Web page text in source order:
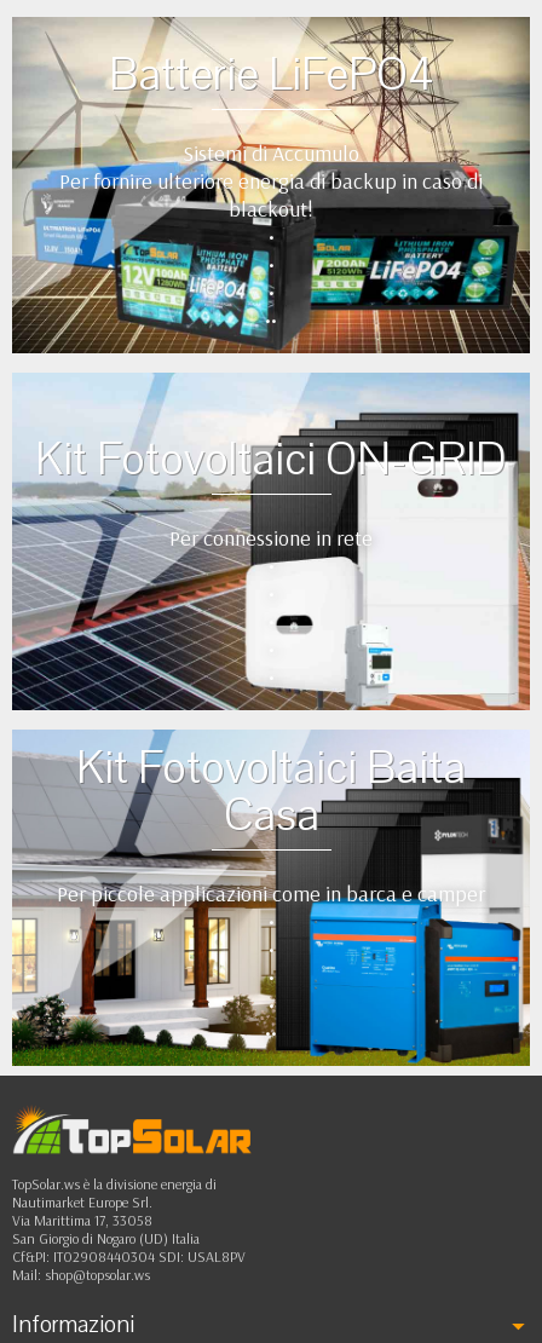
Batterie LiFePO4
Sistemi di Accumulo
Per fornire ulteriore energia di backup in caso di
blackout!
•
•
•
••
Kit Fotovoltaici ON-GRID
Per connessione in rete
•
•
Kit Fotovoltaici Baita
Casa
Per piccole applicazioni come in barca e camper
•
•
•
•
••
TopSolar.ws è la divisione energia di
Nautimarket Europe Srl.
Via Marittima 17, 33058
San Giorgio di Nogaro (UD) Italia
Cf&PI: IT02908440304 SDI: USAL8PV
Mail: shop@topsolar.ws
Informazioni